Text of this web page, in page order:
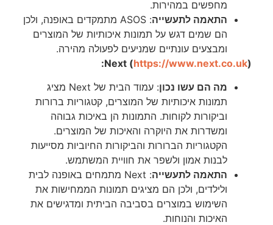
מחפשים במהירות.
התאמה לתעשייה
: ASOS מתמקדים באופנה, ולכן
הם שמים דגש על תמונות איכותיות של המוצרים
ומבצעים עונתיים שמניעים לפעולה מהירה.
Next (https://www.next.co.uk):
מה הם עשו נכון
: עמוד הבית של Next מציג
תמונות איכותיות של המוצרים, קטגוריות ברורות
וביקורות לקוחות. התמונות הן באיכות גבוהה
ומשדרות את היוקרה והאיכות של המוצרים.
הקטגוריות הברורות והביקורות החיוביות מסייעות
לבנות אמון ולשפר את חוויית המשתמש.
התאמה לתעשייה
: Next מתמחים באופנה לבית
ולילדים, ולכן הם מציגים תמונות הממחישות את
השימוש במוצרים בסביבה הביתית ומדגישים את
האיכות והנוחות.